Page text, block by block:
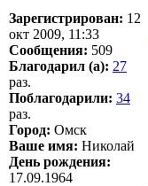
Зарегистрирован: 12
окт 2009, 11:33
Сообщения: 509
Благодарил (а): 27
раз.
Поблагодарили: 34
раз.
Город: Омск
Ваше имя: Николай
День рождения:
17.09.1964